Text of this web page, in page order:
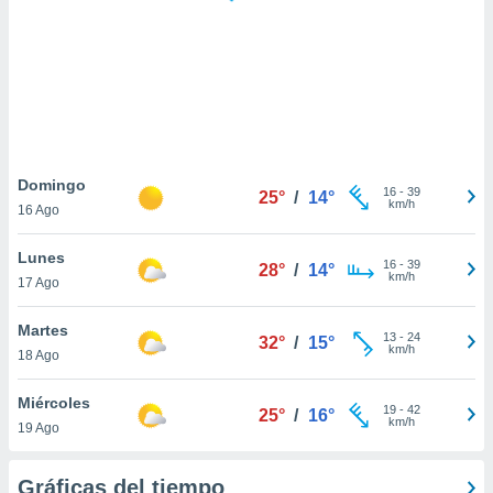
similares
como
sitio
de
traten tus
en
interés
su
Domingo
16 Ago
25° / 14° 16- 39
km/h
Lunes
17 Ago
28° / 14° 16- 39
km/h
Martes
18 Ago
32° / 15° 13- 24
km/h
Miércoles
19 Ago
25° / 16° 19- 42
km/h
Gráficas del tiempo